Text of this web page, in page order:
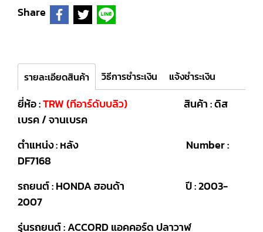
Share
รายละเอียดสินค้า วิธีการชำระเงิน แจ้งชำระเงิน
ยี่ห้อ :TRW (ทีอาร์ดับบลิว) สินค้า : ดิส
เบรค / จานเบรค
ตำแหน่ง : หลัง Number :
DF7168
รถยนต์ : HONDA ฮอนด้า ปี : 2003-
2007
รุ่นรถยนต์ : ACCORD แอคคอร์ด ปลาวาฬ